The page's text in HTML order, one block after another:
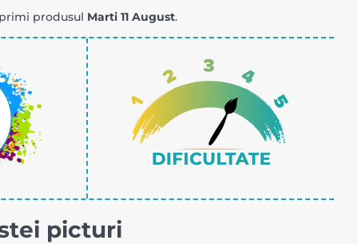
produsul Marti 11 August.
picturi